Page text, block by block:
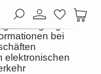
bei
elektronischen